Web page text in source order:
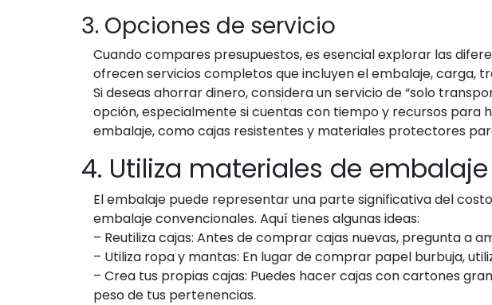
3. Opciones de servicio
Cuando compares presupuestos, es esencial explorar las
ofrecen servicios completos que incluyen el embalaje, carga,
Si deseas ahorrar dinero, considera un servicio de “solo
opción, especialmente si cuentas con tiempo y recursos para
embalaje, como cajas resistentes y materiales protectores
4. Utiliza materiales de
El embalaje puede representar una parte significativa del
embalaje convencionales. Aquí tienes algunas ideas:
– Reutiliza cajas: Antes de comprar cajas nuevas, pregunta a
– Utiliza ropa y mantas: En lugar de comprar papel burbuja,
– Crea tus propias cajas: Puedes hacer cajas con cartones
peso de tus pertenencias.